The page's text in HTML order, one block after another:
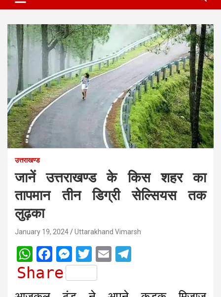
उत्तराखण्ड
जानें उत्तराखण्ड के किस शहर का
तापमान तीन डिग्री सेल्सियस तक
लुढ़का
January 19, 2024 Uttarakhand Vimarsh
W
h
F
a
M
e
s
T
w
i
E
Share